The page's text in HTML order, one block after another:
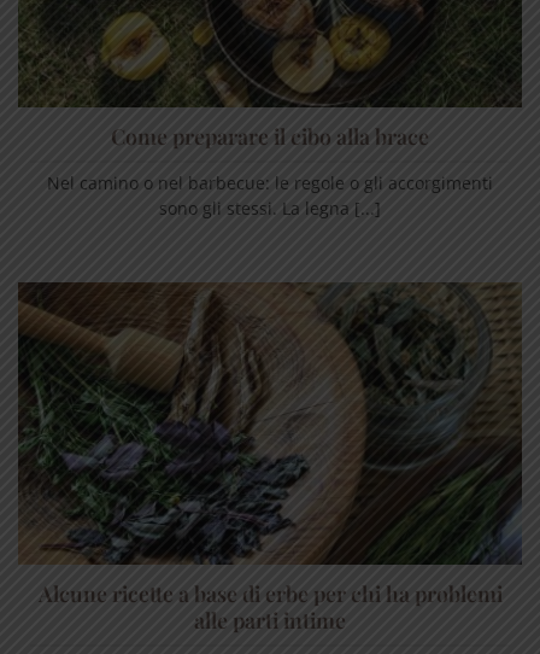
Come preparare il cibo alla brace
Nel camino o nel barbecue: le regole o gli accorgimenti
sono gli stessi. La legna [...]
Alcune ricette a base di erbe per chi ha problemi
alle parti intime